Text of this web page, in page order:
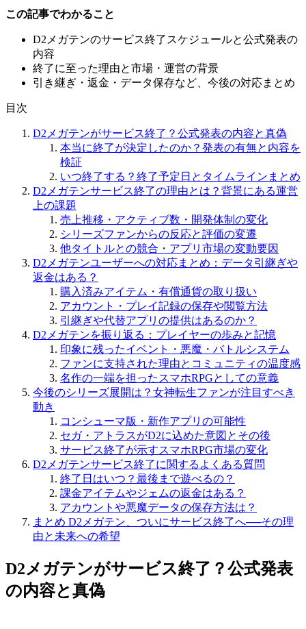
この記事でわかること
D2メガテンのサービス終了スケジュールと公式発表の
内容
終了に至った理由と市場・運営の背景
引き継ぎ・返金・データ保存など、今後の対応まとめ
目次
D2メガテンがサービス終了？公式発表の内容と真偽
本当に終了が決定したのか？発表の有無と内容を
検証
いつ終了する？終了予定日とタイムラインまとめ
D2メガテンサービス終了の理由とは？背景にある運営
上の課題
売上推移・アクティブ数・開発体制の変化
シリーズファンからの反応と評価の変遷
他タイトルとの競合・アプリ市場の変動要因
D2メガテンユーザーへの対応まとめ：データ引継ぎや
返金はある？
購入済みアイテム・有償通貨の取り扱い
アカウント・プレイ記録の保存や閲覧方法
引継ぎや代替アプリの提供はあるのか？
D2メガテンを振り返る：プレイヤーの歩みと記憶
印象に残ったイベント・悪魔・バトルシステム
ファンに支持された理由とコミュニティの温度感
名作の一端を担ったスマホRPGとしての意義
今後のシリーズ展開は？女神転生ファンが注目すべき
動き
コンシューマ版・新作アプリの可能性
セガ・アトラスがD2に込めた意図とその後
サービス終了が示すスマホRPG市場の変化
D2メガテンサービス終了に関するよくある質問
終了日はいつ？最後まで遊べるの？
課金アイテムやジェムの返金はある？
アカウントや悪魔データの保存方法は？
まとめ D2メガテン、ついにサービス終了へ──その理
由と未来への希望
D2メガテンがサービス終了？公式発表
の内容と真偽